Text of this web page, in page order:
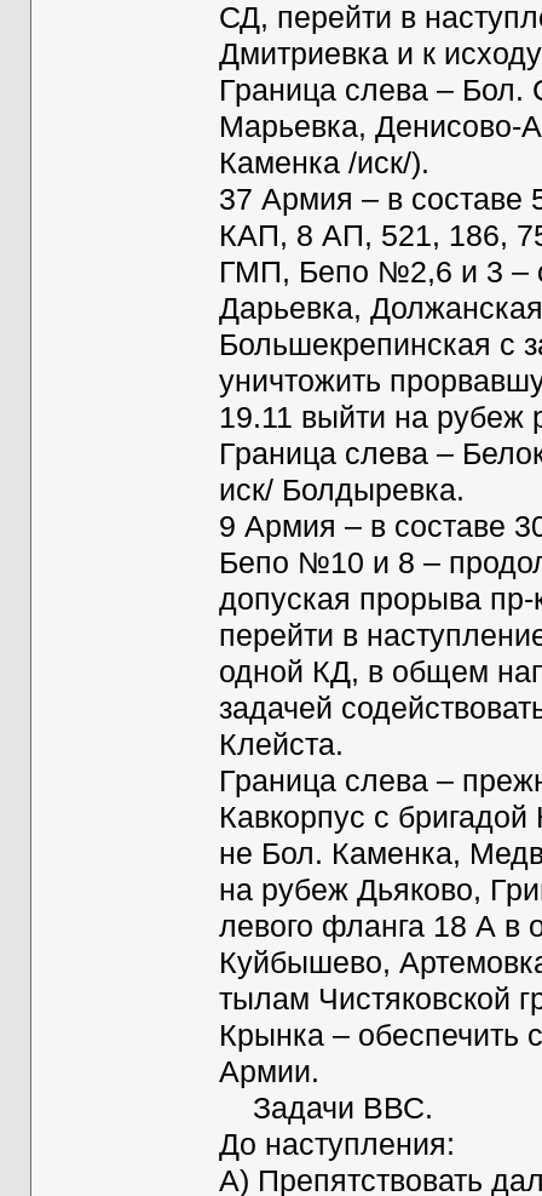
СД, перейти в
Дмитриевка и к
Граница слева –
Марьевка, Денисово-
Каменка /иск/).
37 Армия – в составе
КАП, 8 АП, 521, 186,
ГМП, Бепо №2,6 и 3 –
Дарьевка,
Большекрепинская с
уничтожить
19.11 выйти на рубеж
Граница слева –
иск/ Болдыревка.
9 Армия – в составе
Бепо №10 и 8 –
допуская прорыва
перейти в
одной КД, в общем
задачей
Клейста.
Граница слева –
Кавкорпус с
не Бол. Каменка,
на рубеж Дьяково,
левого фланга 18 А в
Куйбышево,
тылам Чистяковской
Крынка – обеспечить
Армии.
Задачи ВВС.
До наступления:
А) Препятствовать